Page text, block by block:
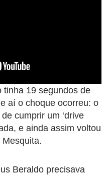
tinha 19 segundos de
aí o choque ocorreu: o
cumprir um ‘drive
e ainda assim voltou
Beraldo precisava